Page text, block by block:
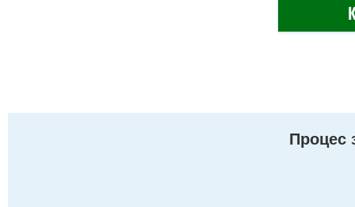
Процес